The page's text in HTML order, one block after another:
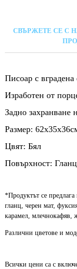
СВЪРЖЕТЕ СЕ С
Писоар с
Изработен от
Задно захранване
Размер:
Цвят: Бял
Повърхност:
*Продуктът се
гланц, черен мат,
карамел, млечнокафяв,
Различни цветове и
Всички цени са с